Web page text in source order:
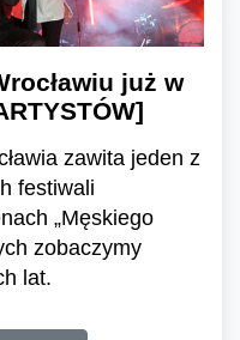
już w
zawita jeden z
festiwali
„Męskiego
zobaczymy
lat.